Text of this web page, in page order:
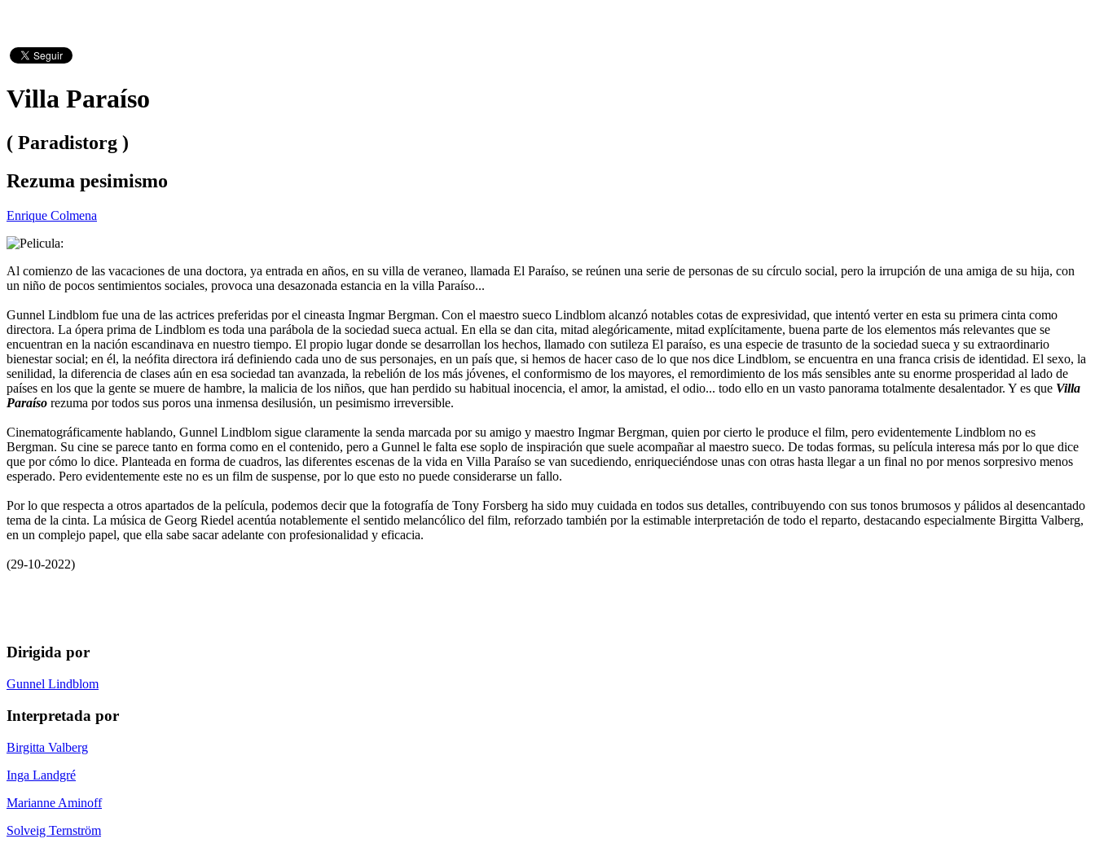
Villa Paraíso
( Paradistorg )
Rezuma pesimismo
Enrique Colmena
Al comienzo de las vacaciones de una doctora, ya entrada en años, en su villa de veraneo, llamada El Paraíso, se reúnen una serie de personas de su círculo social, pero la irrupción de una amiga de su hija, con
un niño de pocos sentimientos sociales, provoca una desazonada estancia en la villa Paraíso...
Gunnel Lindblom fue una de las actrices preferidas por el cineasta Ingmar Bergman. Con el maestro sueco Lindblom alcanzó notables cotas de expresividad, que intentó verter en esta su primera cinta como
directora. La ópera prima de Lindblom es toda una parábola de la sociedad sueca actual. En ella se dan cita, mitad alegóricamente, mitad explícitamente, buena parte de los elementos más relevantes que se
encuentran en la nación escandinava en nuestro tiempo. El propio lugar donde se desarrollan los hechos, llamado con sutileza El paraíso, es una especie de trasunto de la sociedad sueca y su extraordinario
bienestar social; en él, la neófita directora irá definiendo cada uno de sus personajes, en un país que, si hemos de hacer caso de lo que nos dice Lindblom, se encuentra en una franca crisis de identidad. El sexo, la
senilidad, la diferencia de clases aún en esa sociedad tan avanzada, la rebelión de los más jóvenes, el conformismo de los mayores, el remordimiento de los más sensibles ante su enorme prosperidad al lado de
países en los que la gente se muere de hambre, la malicia de los niños, que han perdido su habitual inocencia, el amor, la amistad, el odio... todo ello en un vasto panorama totalmente desalentador. Y es que Villa
Paraíso rezuma por todos sus poros una inmensa desilusión, un pesimismo irreversible.
Cinematográficamente hablando, Gunnel Lindblom sigue claramente la senda marcada por su amigo y maestro Ingmar Bergman, quien por cierto le produce el film, pero evidentemente Lindblom no es
Bergman. Su cine se parece tanto en forma como en el contenido, pero a Gunnel le falta ese soplo de inspiración que suele acompañar al maestro sueco. De todas formas, su película interesa más por lo que dice
que por cómo lo dice. Planteada en forma de cuadros, las diferentes escenas de la vida en Villa Paraíso se van sucediendo, enriqueciéndose unas con otras hasta llegar a un final no por menos sorpresivo menos
esperado. Pero evidentemente este no es un film de suspense, por lo que esto no puede considerarse un fallo.
Por lo que respecta a otros apartados de la película, podemos decir que la fotografía de Tony Forsberg ha sido muy cuidada en todos sus detalles, contribuyendo con sus tonos brumosos y pálidos al desencantado
tema de la cinta. La música de Georg Riedel acentúa notablemente el sentido melancólico del film, reforzado también por la estimable interpretación de todo el reparto, destacando especialmente Birgitta Valberg,
en un complejo papel, que ella sabe sacar adelante con profesionalidad y eficacia.
(29-10-2022)
Dirigida por
Gunnel Lindblom
Interpretada por
Birgitta Valberg
Inga Landgré
Marianne Aminoff
Solveig Ternström